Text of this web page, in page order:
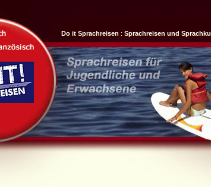
Do it Sprachreisen : Sprachreisen und